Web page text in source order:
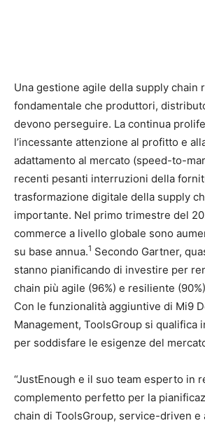
Una gestione agile della supply chain
fondamentale che produttori,
devono perseguire. La continua
l’incessante attenzione al profitto e
adattamento al mercato (speed-to-
recenti pesanti interruzioni della
trasformazione digitale della supply
importante. Nel primo trimestre del
commerce a livello globale sono
su base annua.1 Secondo Gartner,
stanno pianificando di investire per
chain più agile (96%) e resiliente
Con le funzionalità aggiuntive di Mi9
Management, ToolsGroup si qualifica
per soddisfare le esigenze del
“JustEnough e il suo team esperto in
complemento perfetto per la
chain di ToolsGroup, service-driven e